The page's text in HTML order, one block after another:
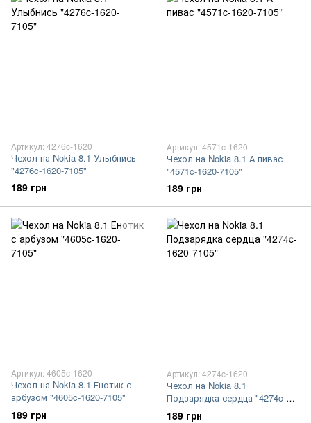
Артикул: 4276c-1620
Чехол на Nokia 8.1 Улыбнись
"4276c-1620-7105"
189 грн
Артикул: 4571c-1620
Чехол на Nokia 8.1 А пивас
"4571c-1620-7105"
189 грн
Артикул: 4605c-1620
Чехол на Nokia 8.1 Енотик с
арбузом "4605c-1620-7105"
189 грн
Артикул: 4274c-1620
Чехол на Nokia 8.1
Подзарядка сердца "4274c-
1620-7105"
189 грн